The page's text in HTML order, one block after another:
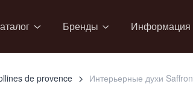
Бренды Информация
de provence Интерьерные духи